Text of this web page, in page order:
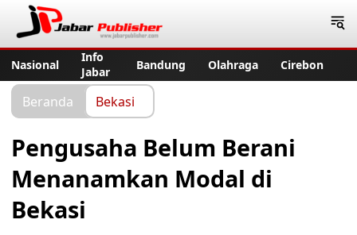
Nasional
Info
Jabar
Bandung Olahraga Cirebon
Beranda Bekasi
Pengusaha Belum Berani
Menanamkan Modal di
Bekasi